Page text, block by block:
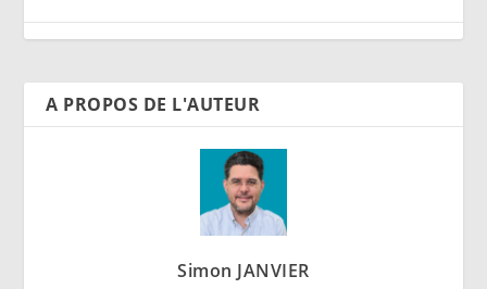
A PROPOS DE L'AUTEUR
Simon JANVIER